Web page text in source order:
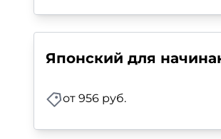
Японский для
от 956 руб.